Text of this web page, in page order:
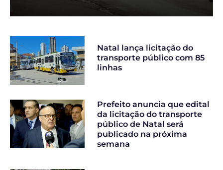
Natal lança licitação do
transporte público com 85
linhas
Prefeito anuncia que edital
da licitação do transporte
público de Natal será
publicado na próxima
semana